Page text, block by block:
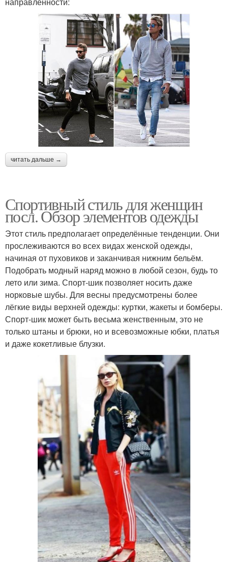
читать дальше →
Спортивный стиль для женщин
посл. Обзор элементов одежды
Этот стиль предполагает определённые тенденции. Они
прослеживаются во всех видах женской одежды,
начиная от пуховиков и заканчивая нижним бельём.
Подобрать модный наряд можно в любой сезон, будь то
лето или зима. Спорт-шик позволяет носить даже
норковые шубы. Для весны предусмотрены более
лёгкие виды верхней одежды: куртки, жакеты и бомберы.
Спорт-шик может быть весьма женственным, это не
только штаны и брюки, но и всевозможные юбки, платья
и даже кокетливые блузки.